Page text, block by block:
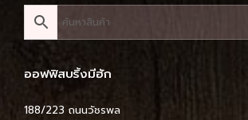
ออฟฟิสบริ้งมีฮัก
188/223 ถนนวัชรพล